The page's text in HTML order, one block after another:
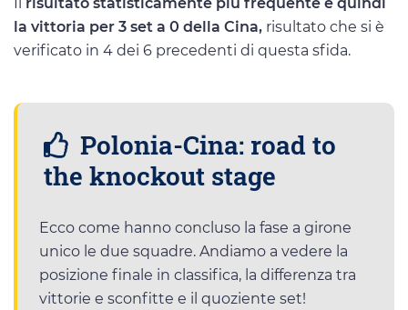
risultato statisticamente più frequente è quindi
la vittoria per 3 set a 0 della Cina, risultato che si è
verificato in 4 dei 6 precedenti di questa sfida.
Polonia-Cina: road to
the knockout stage
Ecco come hanno concluso la fase a girone
unico le due squadre. Andiamo a vedere la
posizione finale in classifica, la differenza tra
vittorie e sconfitte e il quoziente set!